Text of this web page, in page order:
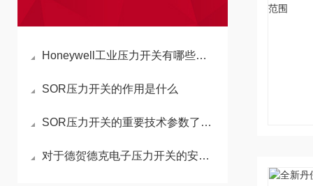
Honeywell工业压力开关有哪些常见故障
SOR压力开关的作用是什么
SOR压力开关的重要技术参数了解一下
对于德贺德克电子压力开关的安装都有哪些要求呢